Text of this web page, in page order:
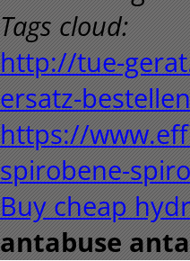
Tags cloud:
http://tue-
ersatz-
https://
spirobene-
Buy cheap
antabuse